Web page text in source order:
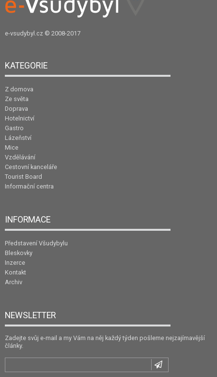
e-vsudybyl.cz © 2008-2017
KATEGORIE
Z domova
Ze světa
Doprava
Hotelnictví
Gastro
Lázeňství
Mice
Vzdělávání
Cestovní kanceláře
Tourist Board
Informační centra
INFORMACE
Představení Všudybylu
Bleskovky
Inzerce
Kontakt
Archiv
NEWSLETTER
Zadejte svůj e-mail a my Vám na něj každý týden pošleme nejzajímavější
články.